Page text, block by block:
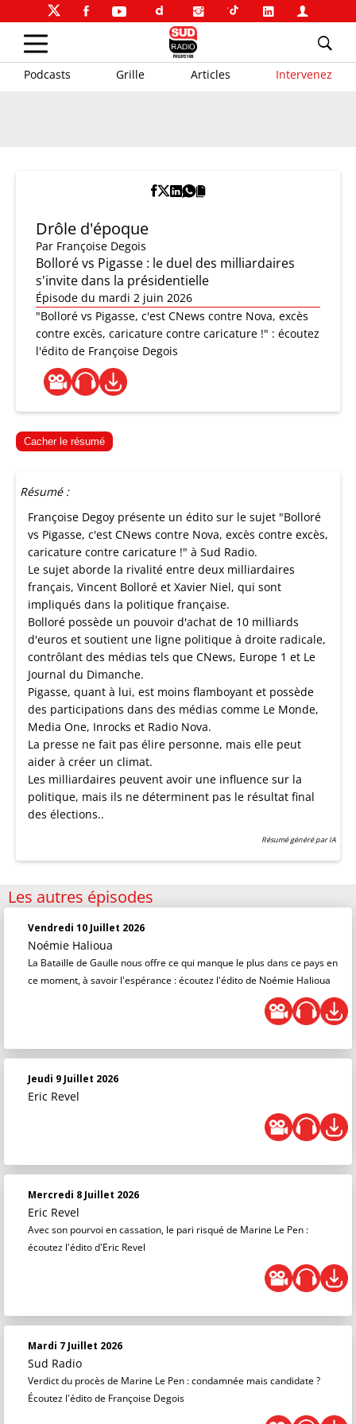
Podcasts Grille Articles Intervenez
Drôle d'époque
Par Françoise Degois
Bolloré vs Pigasse : le duel des milliardaires
s'invite dans la présidentielle
Épisode du mardi 2 juin 2026
"Bolloré vs Pigasse, c'est CNews contre Nova, excès
contre excès, caricature contre caricature !" : écoutez
l'édito de Françoise Degois
Cacher le résumé
Résumé :
Françoise Degoy présente un édito sur le sujet "Bolloré
vs Pigasse, c'est CNews contre Nova, excès contre excès,
caricature contre caricature !" à Sud Radio.
Le sujet aborde la rivalité entre deux milliardaires
français, Vincent Bolloré et Xavier Niel, qui sont
impliqués dans la politique française.
Bolloré possède un pouvoir d'achat de 10 milliards
d'euros et soutient une ligne politique à droite radicale,
contrôlant des médias tels que CNews, Europe 1 et Le
Journal du Dimanche.
Pigasse, quant à lui, est moins flamboyant et possède
des participations dans des médias comme Le Monde,
Media One, Inrocks et Radio Nova.
La presse ne fait pas élire personne, mais elle peut
aider à créer un climat.
Les milliardaires peuvent avoir une influence sur la
politique, mais ils ne déterminent pas le résultat final
des élections..
Résumé généré par IA
Les autres épisodes
Vendredi 10 Juillet 2026
Noémie Halioua
La Bataille de Gaulle nous offre ce qui manque le plus dans ce pays en
ce moment, à savoir l'espérance : écoutez l'édito de Noémie Halioua
Jeudi 9 Juillet 2026
Eric Revel
Mercredi 8 Juillet 2026
Eric Revel
Avec son pourvoi en cassation, le pari risqué de Marine Le Pen :
écoutez l'édito d'Eric Revel
Mardi 7 Juillet 2026
Sud Radio
Verdict du procès de Marine Le Pen : condamnée mais candidate ?
Écoutez l'édito de Françoise Degois